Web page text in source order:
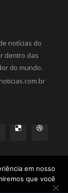
notícias do
dentro das
do mundo.
em nosso
que você